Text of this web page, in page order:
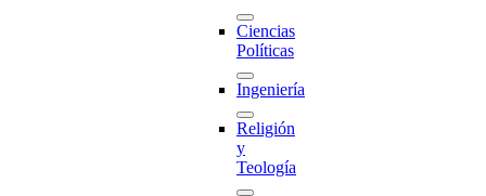
Ciencias
Políticas
Ingeniería
Religión
y
Teología